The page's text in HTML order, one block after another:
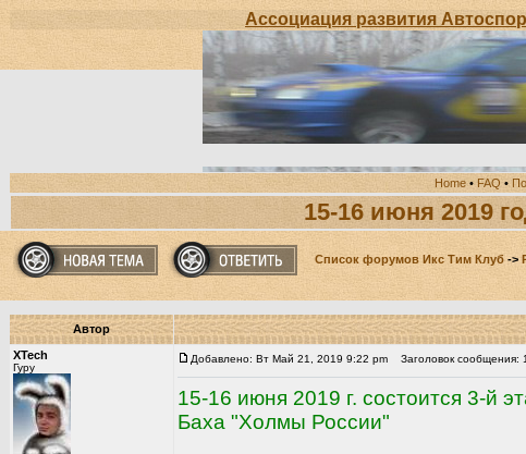
Ассоциация развития Автоспорта "ИКС
Home • FAQ •
15-16 июня 2019
Список форумов Икс Тим Клуб ->
Автор
XTech
Гуру
Добавлено: Вт Май 21, 2019 9:22 pm Заголовок сообщения:
15-16 июня 2019 г. состоится 3-й
Баха "Холмы России"